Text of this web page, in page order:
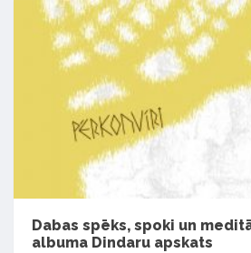
Dabas spēks, spoki un
albuma Dindaru apskats